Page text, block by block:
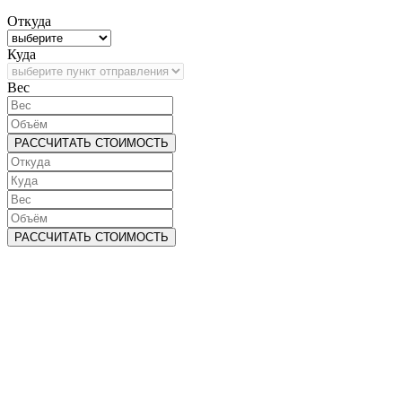
Откуда
Куда
Bec
РАССЧИТАТЬ СТОИМОСТЬ
РАССЧИТАТЬ СТОИМОСТЬ